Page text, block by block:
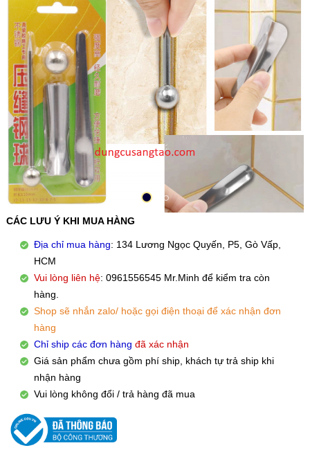
CÁC LƯU Ý KHI MUA HÀNG
Địa chỉ mua hàng: 134 Lương Ngọc Quyến, P5, Gò Vấp,
HCM
Vui lòng liên hệ: 0961556545 Mr.Minh để kiểm tra còn
hàng.
Shop sẽ nhắn zalo/ hoặc gọi điện thoại để xác nhận đơn
hàng
Chỉ ship các đơn hàng đã xác nhận
Giá sản phẩm chưa gồm phí ship, khách tự trả ship khi
nhận hàng
Vui lòng không đổi / trả hàng đã mua